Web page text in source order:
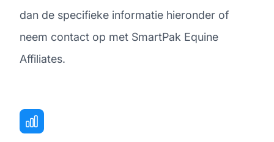
dan de specifieke informatie hieronder of
neem contact op met SmartPak Equine
Affiliates.